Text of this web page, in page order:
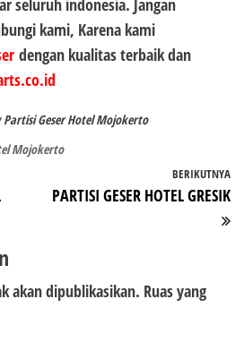
seluruh indonesia. Jangan
kami, Karena kami
dengan kualitas terbaik dan
Partisi Geser Hotel Mojokerto
Mojokerto
BERIKUTNYA
PARTISI GESER HOTEL GRESIK
akan dipublikasikan. Ruas yang